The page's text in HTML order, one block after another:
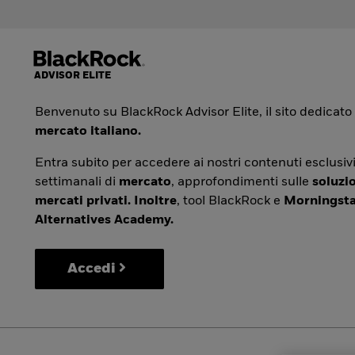
Benvenuto su BlackRock Advisor Elite, il sito dedicato
mercato italiano.
Entra subito per accedere ai nostri contenuti
settimanali di mercato, approfondimenti sulle
mercati privati. Inoltre, tool BlackRock e
Alternatives Academy.
Accedi